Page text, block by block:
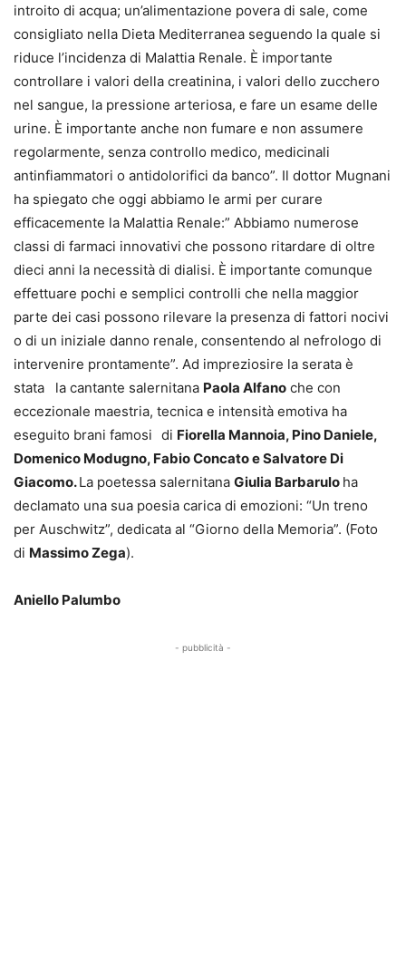
introito di acqua; un’alimentazione povera di sale, come
consigliato nella Dieta Mediterranea seguendo la quale si
riduce l’incidenza di Malattia Renale. È importante
controllare i valori della creatinina, i valori dello zucchero
nel sangue, la pressione arteriosa, e fare un esame delle
urine. È importante anche non fumare e non assumere
regolarmente, senza controllo medico, medicinali
antinfiammatori o antidolorifici da banco”. Il dottor Mugnani
ha spiegato che oggi abbiamo le armi per curare
efficacemente la Malattia Renale:” Abbiamo numerose
classi di farmaci innovativi che possono ritardare di oltre
dieci anni la necessità di dialisi. È importante comunque
effettuare pochi e semplici controlli che nella maggior
parte dei casi possono rilevare la presenza di fattori nocivi
o di un iniziale danno renale, consentendo al nefrologo di
intervenire prontamente”. Ad impreziosire la serata è
stata la cantante salernitana Paola Alfano che con
eccezionale maestria, tecnica e intensità emotiva ha
eseguito brani famosi di Fiorella Mannoia, Pino Daniele,
Domenico Modugno, Fabio Concato e Salvatore Di
Giacomo.La poetessa salernitana Giulia Barbarulo ha
declamato una sua poesia carica di emozioni: “Un treno
per Auschwitz”, dedicata al “Giorno della Memoria”. (Foto
di Massimo Zega).
Aniello Palumbo
- pubblicità -